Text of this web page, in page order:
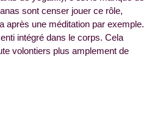
sont censer jouer ce rôle,
après une méditation par exemple.
intégré dans le corps. Cela
volontiers plus amplement de